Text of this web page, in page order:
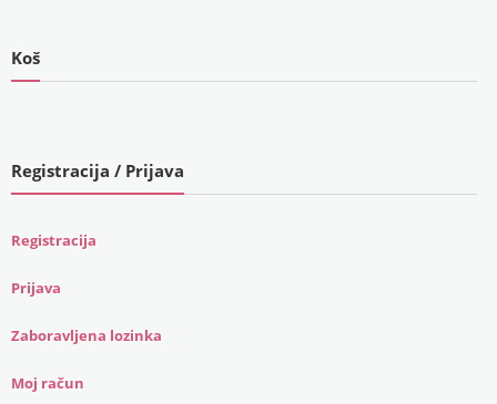
Koš
Registracija / Prijava
Registracija
Prijava
Zaboravljena lozinka
Moj račun